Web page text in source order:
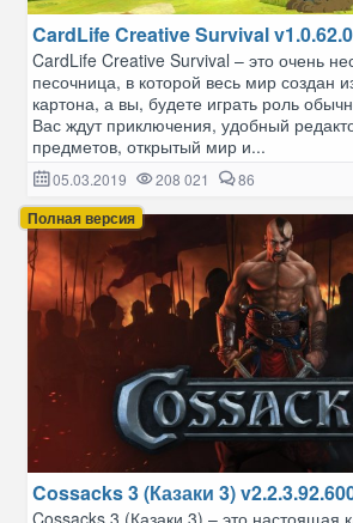
CardLife Creative Survival
CardLife Creative Survival – это очень
песочница, в которой весь мир создан
картона, а вы, будете играть роль
Вас ждут приключения, удобный
предметов, открытый мир и...
05.03.2019 208 021 86
Полная версия
Cossacks 3 (Казаки 3)
Cossacks 3 (Казаки 3) – это настоящая